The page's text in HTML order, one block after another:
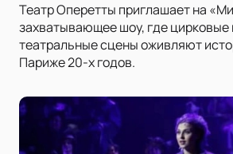
Театр Оперетты приглашает на
захватывающее шоу, где цирковые
театральные сцены оживляют
Париже 20-х годов.